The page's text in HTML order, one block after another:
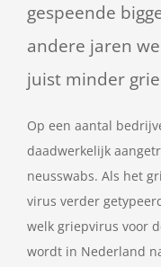
gespeende
andere jaren
juist minder
Op een aantal
daadwerkelijk
neusswabs. Als het
virus verder
welk griepvirus voor
wordt in Nederland